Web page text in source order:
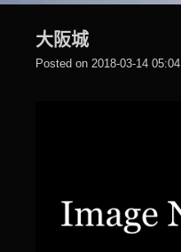
大阪城
Posted on 2018-03-14 05:04